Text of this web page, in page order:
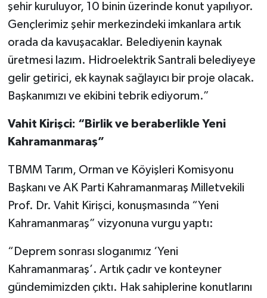
şehir kuruluyor, 10 binin üzerinde konut yapılıyor.
Gençlerimiz şehir merkezindeki imkanlara artık
orada da kavuşacaklar. Belediyenin kaynak
üretmesi lazım. Hidroelektrik Santrali belediyeye
gelir getirici, ek kaynak sağlayıcı bir proje olacak.
Başkanımızı ve ekibini tebrik ediyorum.”
Vahit Kirişci: “Birlik ve beraberlikle Yeni
Kahramanmaraş”
TBMM Tarım, Orman ve Köyişleri Komisyonu
Başkanı ve AK Parti Kahramanmaraş Milletvekili
Prof. Dr. Vahit Kirişci, konuşmasında “Yeni
Kahramanmaraş” vizyonuna vurgu yaptı:
“Deprem sonrası sloganımız ‘Yeni
Kahramanmaraş’. Artık çadır ve konteyner
gündemimizden çıktı. Hak sahiplerine konutlarını